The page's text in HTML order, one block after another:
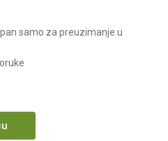
samo za preuzimanje u